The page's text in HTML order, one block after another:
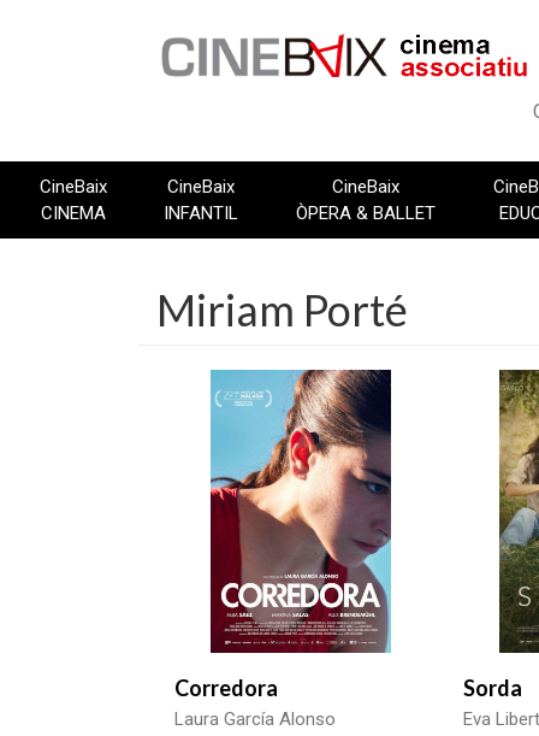
CineBaix
CINEMA
CineBaix
INFANTIL
CineBaix
ÒPERA & BALLET
Miriam Porté
Corredora
Laura García Alonso
Sorda
Eva